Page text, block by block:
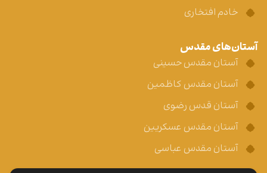
خادم افتخاری
آستان‌های مقدس
آستان مقدس حسینی
آستان مقدس کاظمین
آستان قدس رضوی
آستان مقدس عسکریین
آستان مقدس عباسی